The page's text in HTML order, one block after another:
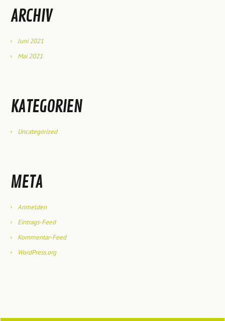
ARCHIV
Juni 2021
Mai 2021
KATEGORIEN
Uncategorized
META
Anmelden
Eintrags-Feed
Kommentar-Feed
WordPress.org